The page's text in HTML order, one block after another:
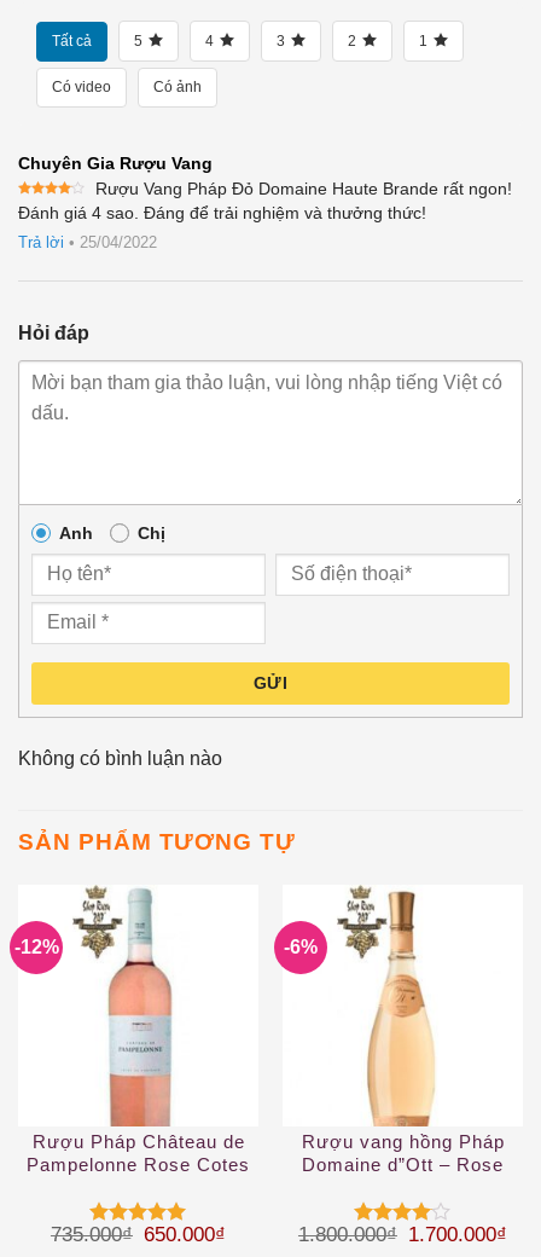
Tất cả 5 4 3 2 1
Có video Có ảnh
Chuyên Gia Rượu Vang
Được
xếp
hạng4
5 sao
Rượu Vang Pháp Đỏ Domaine Haute Brande rất ngon!
Đánh giá 4 sao. Đáng để trải nghiệm và thưởng thức!
Trả lời • 25/04/2022
Hỏi đáp
Anh Chị
GỬI
Không có bình luận nào
SẢN PHẨM TƯƠNG TỰ
-12%
Rượu Pháp Château de
Pampelonne Rose Cotes
Được xếp
735.000₫ Giá gốc là: 735.000₫.
650.000₫ Giá hiện tại là: 650.000₫.
-6%
Rượu vang hồng Pháp
Domaine d”Ott – Rose
Được
1.800.000₫ Giá gốc là:
1.700.000₫